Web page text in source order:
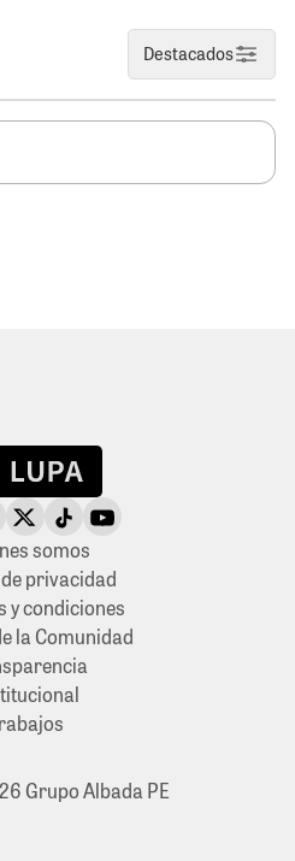
Destacados
somos
privacidad
y condiciones
la Comunidad
Grupo Albada PE